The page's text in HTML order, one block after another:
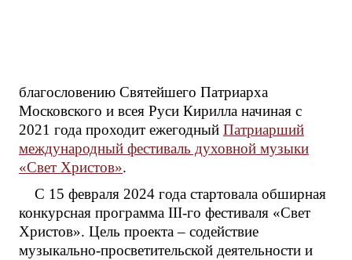
благословению Святейшего Патриарха
Московского и всея Руси Кирилла начиная с
2021 года проходит ежегодный Патриарший
международный фестиваль духовной музыки
«Свет Христов».
С 15 февраля 2024 года стартовала обширная
конкурсная программа III-го фестиваля «Свет
Христов». Цель проекта – содействие
музыкально-просветительской деятельности и